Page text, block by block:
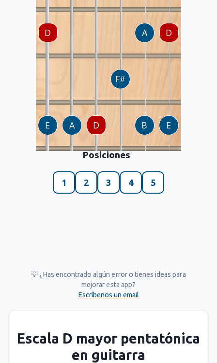
Posiciones
1 2 3 4 5
💡 ¿Has encontrado algún error o tienes ideas para
mejorar esta app?
Escríbenos un email
Escala D mayor pentatónica
en guitarra